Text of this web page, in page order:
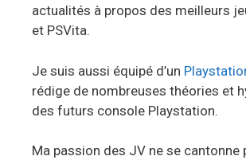
actualités à propos des meilleurs
et PSVita.
Je suis aussi équipé d’un
rédige de nombreuses théories et
des futurs console Playstation.
Ma passion des JV ne se cantonne